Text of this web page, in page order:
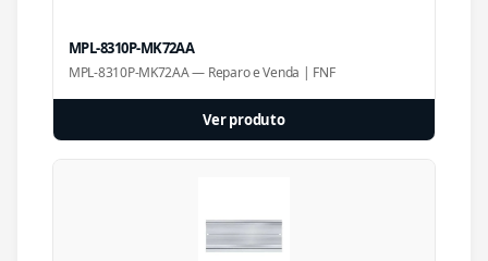
MPL-8310P-MK72AA
MPL-8310P-MK72AA — Reparo e Venda | FNF
Ver produto